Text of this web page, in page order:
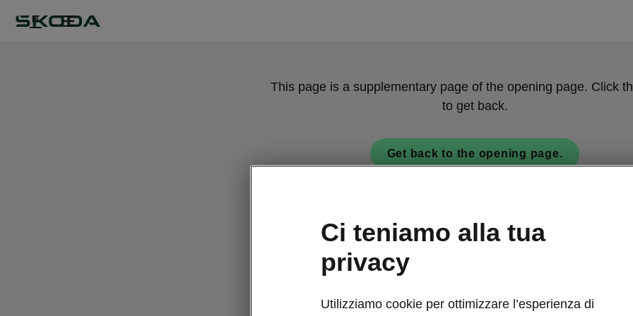
IT
This page is a supplementary page of the opening page. Click
to get back.
Get back to the opening page.
Ci teniamo alla tua
privacy
Utilizziamo cookie per ottimizzare l’esperienza di